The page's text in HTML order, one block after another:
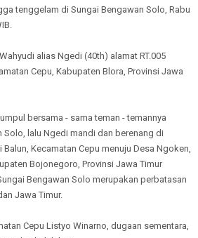
tenggelam di Sungai Bengawan Solo, Rabu
alias Ngedi (40th) alamat RT.005
Cepu, Kabupaten Blora, Provinsi Jawa
bersama - sama teman - temannya
lalu Ngedi mandi dan berenang di
Kecamatan Cepu menuju Desa Ngoken,
Bojonegoro, Provinsi Jawa Timur
Bengawan Solo merupakan perbatasan
Jawa Timur.
Cepu Listyo Winarno, dugaan sementara,